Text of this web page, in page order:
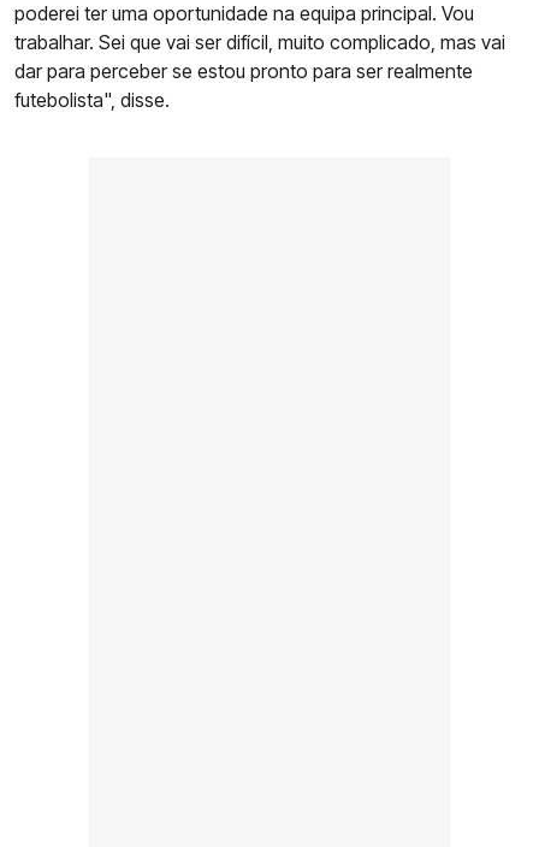
poderei ter uma oportunidade na equipa principal. Vou
trabalhar. Sei que vai ser difícil, muito complicado, mas vai
dar para perceber se estou pronto para ser realmente
futebolista", disse.